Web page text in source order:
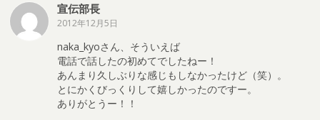
宣伝部長
2012年12月5日
naka_kyoさん、そういえば
電話で話したの初めてでしたねー！
あんまり久しぶりな感じもしなかったけど（笑）。
とにかくびっくりして嬉しかったのですー。
ありがとうー！！